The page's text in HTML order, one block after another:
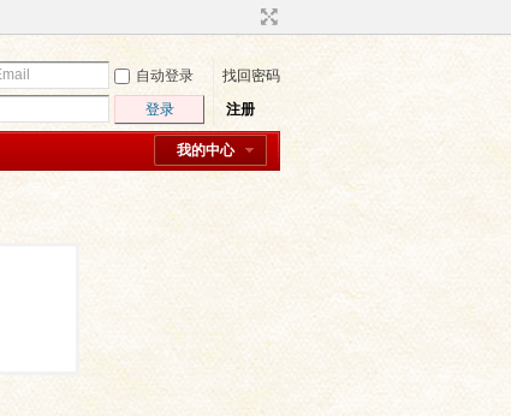
自动登录
找回密码
登录 注册
我的中心